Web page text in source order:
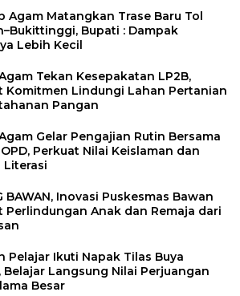
Agam Matangkan Trase Baru Tol
Bupati : Dampak
Lebih Kecil
Tekan Kesepakatan LP2B,
Komitmen Lindungi Lahan Pertanian
Pangan
Gelar Pengajian Rutin Bersama
Perkuat Nilai Keislaman dan
Literasi
BAWAN, Inovasi Puskesmas Bawan
Perlindungan Anak dan Remaja dari
Pelajar Ikuti Napak Tilas Buya
Belajar Langsung Nilai Perjuangan
Besar